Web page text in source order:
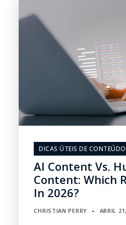
DICAS ÚTEIS DE
AI Content Vs.
Content: Which
In 2026?
CHRISTIAN PERRY ▪ ABRIL